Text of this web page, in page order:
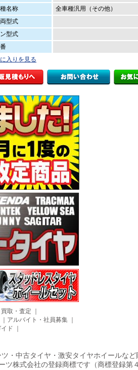
名称
全車種汎用（その他）
型式
型式
入りを見る
買取・査定
アルバイト・社員募集
ド
・中古タイヤ・激安タイヤホイールなど
株式会社の登録商標です（商標登録第